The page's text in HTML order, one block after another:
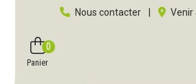
en ligne à votre service
Nous contacter Venir
Panier
0